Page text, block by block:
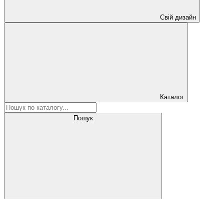
Свій дизайн
Каталог
Пошук